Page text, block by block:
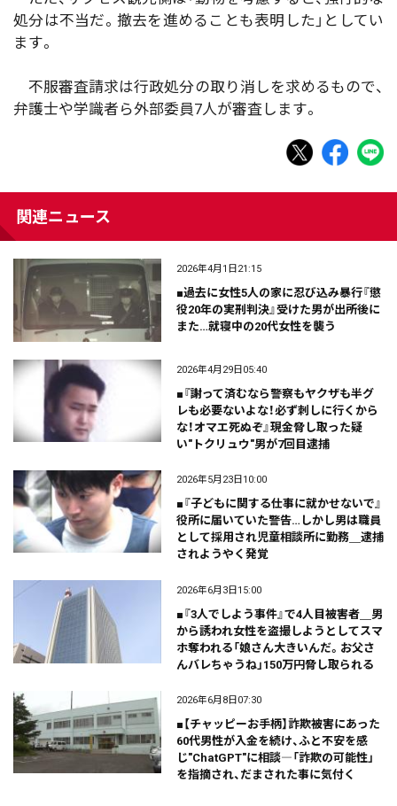
処分は不当だ。撤去を進めることも表明した」としてい
ます。
不服審査請求は行政処分の取り消しを求めるもので、
弁護士や学識者ら外部委員7人が審査します。
関連ニュース
2026年4月1日21:15
■過去に女性5人の家に忍び込み暴行『懲
役20年の実刑判決』受けた男が出所後に
また…就寝中の20代女性を襲う
2026年4月29日05:40
■『謝って済むなら警察もヤクザも半グ
レも必要ないよな！必ず刺しに行くから
な！オマエ死ぬぞ』現金脅し取った疑
い"トクリュウ"男が7回目逮捕
2026年5月23日10:00
■『子どもに関する仕事に就かせないで』
役所に届いていた警告…しかし男は職員
として採用され児童相談所に勤務＿逮捕
されようやく発覚
2026年6月3日15:00
■『3人でしよう事件』で4人目被害者＿男
から誘われ女性を盗撮しようとしてスマ
ホ奪われる「娘さん大きいんだ。お父さ
んバレちゃうね」150万円脅し取られる
2026年6月8日07:30
■【チャッピーお手柄】詐欺被害にあった
60代男性が入金を続け、ふと不安を感
じ"ChatGPT"に相談―「詐欺の可能性」
を指摘され、だまされた事に気付く